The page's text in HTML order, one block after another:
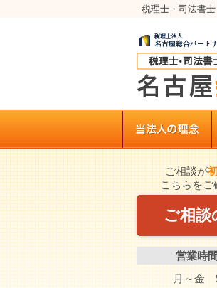
税理士・司法書
ご相談が
こちらをご
ご相談
営業時
月～金